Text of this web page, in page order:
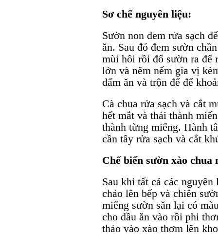
Sơ chế nguyên liệu:
Sườn non đem rửa sạch
ăn. Sau đó đem sườn
mùi hôi rồi đổ sườn ra để
lớn và nêm nếm gia vị
dấm ăn và trộn để để
Cà chua rửa sạch và cắt
hết mắt và thái thành
thành từng miếng. Hành
cần tây rửa sạch và cắt
Chế biến sườn xào chua
Sau khi tất cả các
chảo lên bếp và chiên
miếng sườn săn lại có
cho dầu ăn vào rồi phi
tháo vào xào thơm lên